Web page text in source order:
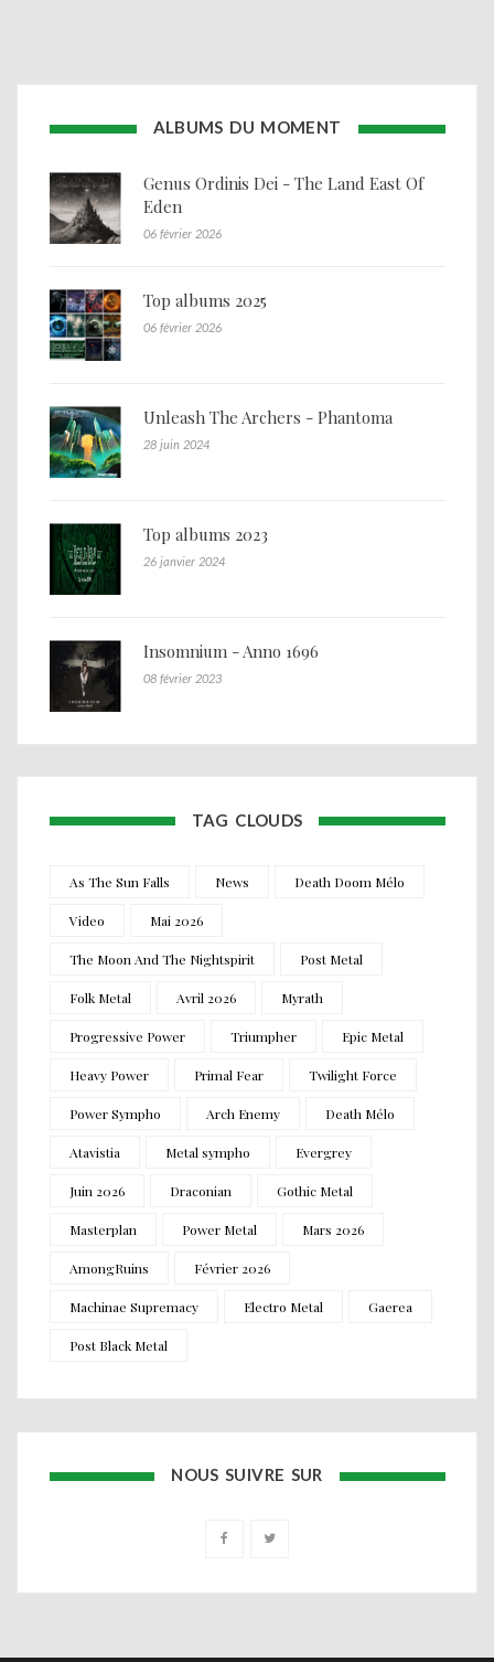
ALBUMS DU MOMENT
Genus Ordinis Dei - The Land East Of
Eden
06 février 2026
Top albums 2025
06 février 2026
Unleash The Archers - Phantoma
28 juin 2024
Top albums 2023
26 janvier 2024
Insomnium - Anno 1696
08 février 2023
TAG CLOUDS
As The Sun Falls News Death Doom Mélo
Video Mai 2026
The Moon And The Nightspirit Post Metal
Folk Metal Avril 2026 Myrath
Progressive Power Triumpher Epic Metal
Heavy Power Primal Fear Twilight Force
Power Sympho Arch Enemy Death Mélo
Atavistia Metal sympho Evergrey
Juin 2026 Draconian Gothic Metal
Masterplan Power Metal Mars 2026
AmongRuins Février 2026
Machinae Supremacy Electro Metal Gaerea
Post Black Metal
NOUS SUIVRE SUR